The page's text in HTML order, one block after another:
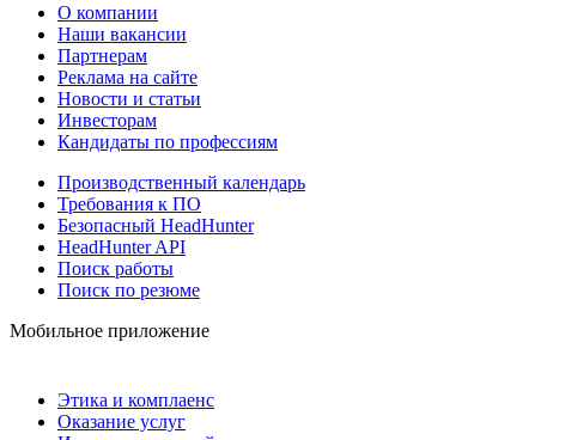
О компании
Наши вакансии
Партнерам
Реклама на сайте
Новости и статьи
Инвесторам
Кандидаты по профессиям
Производственный календарь
Требования к ПО
Безопасный HeadHunter
HeadHunter API
Поиск работы
Поиск по резюме
Мобильное приложение
Этика и комплаенс
Оказание услуг